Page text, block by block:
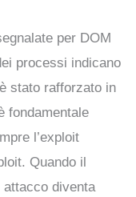
per DOM
processi indicano
stato rafforzato in
fondamentale
l’exploit
Quando il
attacco diventa